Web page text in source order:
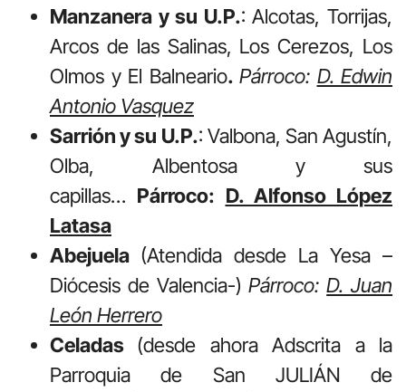
Manzanera y su U.P.: Alcotas, Torrijas,
Arcos de las Salinas, Los Cerezos, Los
Olmos y El Balneario. Párroco: D. Edwin
Antonio Vasquez
Sarrión y su U.P.: Valbona, San Agustín,
Olba, Albentosa y sus
capillas… Párroco: D. Alfonso López
Latasa
Abejuela (Atendida desde La Yesa –
Diócesis de Valencia-)Párroco:D. Juan
León Herrero
Celadas (desde ahora Adscrita a la
Parroquia de San JULIÁN de